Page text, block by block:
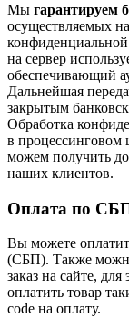
Мы гарантируем
осуществляемых
на сервер
обеспечивающий
Дальнейшая
закрытым
Обработка
в процессинговом
можем получить
наших клиентов.
Оплата по
Вы можете
(СБП). Также
заказ на сайте,
оплатить товар
code на оплату.